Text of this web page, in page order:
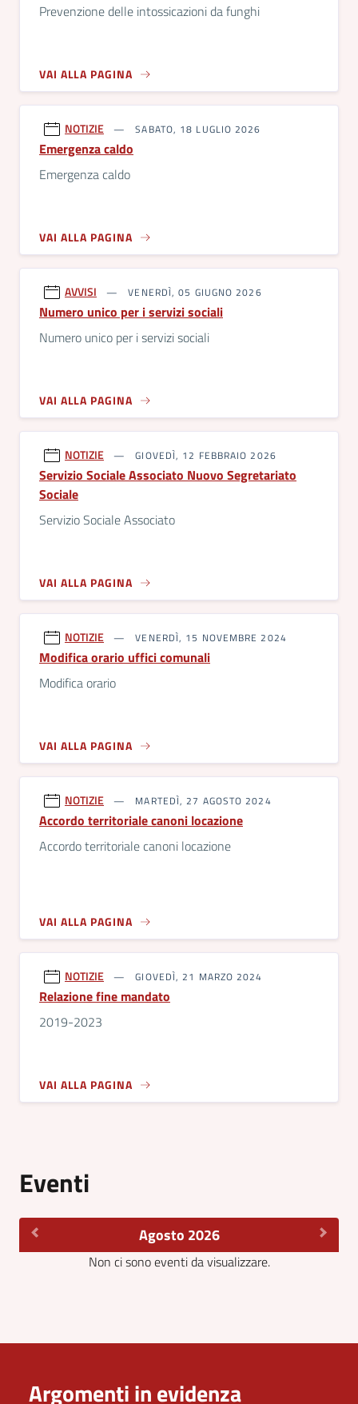
Prevenzione delle intossicazioni da funghi
VAI ALLA PAGINA
NOTIZIE SABATO, 18 LUGLIO 2026
Emergenza caldo
Emergenza caldo
VAI ALLA PAGINA
AVVISI VENERDÌ, 05 GIUGNO 2026
Numero unico per i servizi sociali
Numero unico per i servizi sociali
VAI ALLA PAGINA
NOTIZIE GIOVEDÌ, 12 FEBBRAIO 2026
Servizio Sociale Associato Nuovo Segretariato
Sociale
Servizio Sociale Associato
VAI ALLA PAGINA
NOTIZIE VENERDÌ, 15 NOVEMBRE 2024
Modifica orario uffici comunali
Modifica orario
VAI ALLA PAGINA
NOTIZIE MARTEDÌ, 27 AGOSTO 2024
Accordo territoriale canoni locazione
Accordo territoriale canoni locazione
VAI ALLA PAGINA
NOTIZIE GIOVEDÌ, 21 MARZO 2024
Relazione fine mandato
2019-2023
VAI ALLA PAGINA
Eventi
Agosto 2026
Non ci sono eventi da visualizzare.
Argomenti in evidenza